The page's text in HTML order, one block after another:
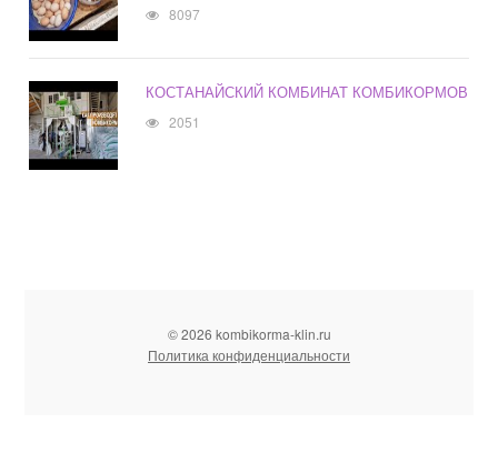
8097
КОСТАНАЙСКИЙ КОМБИНАТ КОМБИКОРМОВ
2051
© 2026 kombikorma-klin.ru
Политика конфиденциальности